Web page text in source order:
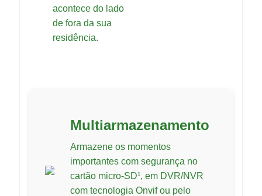
acontece do lado
de fora da sua
residência.
Multiarmazenamento
Armazene os momentos
importantes com segurança no
cartão micro-SD¹, em DVR/NVR
com tecnologia Onvif ou pelo